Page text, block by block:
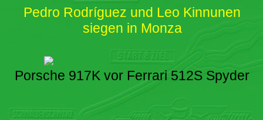
Pedro Rodríguez und Leo Kinnunen
siegen in Monza
Porsche 917K vor Ferrari 512S Spyder